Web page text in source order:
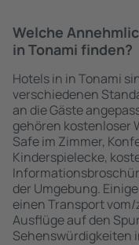
Welche
in Tonami finden?
Hotels in in Tonami
verschiedenen
an die Gäste
gehören kostenloser
Safe im Zimmer,
Kinderspielecke,
der Umgebung.
einen Transport
Ausflüge auf den
Sehenswürdigkeiten